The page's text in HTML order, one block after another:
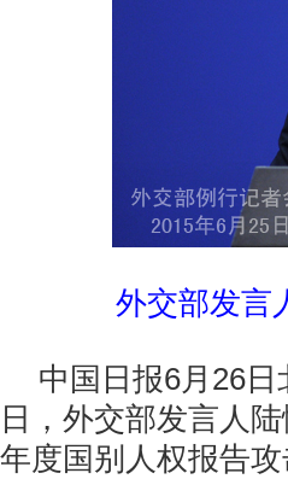
外交部发言
中国日报6月26
日，外交部发言人
年度国别人权报告